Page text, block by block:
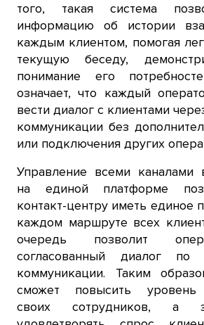
того, такая система
информацию об истории
каждым клиентом, помогая
текущую беседу,
понимание его
означает, что каждый
вести диалог с клиентами
коммуникации без
или подключения других
Управление всеми каналами
на единой платформе
контакт-центру иметь единое
каждом маршруте всех
очередь позволит
согласованный диалог по
коммуникации. Таким
сможет повысить уровень
своих сотрудников, а